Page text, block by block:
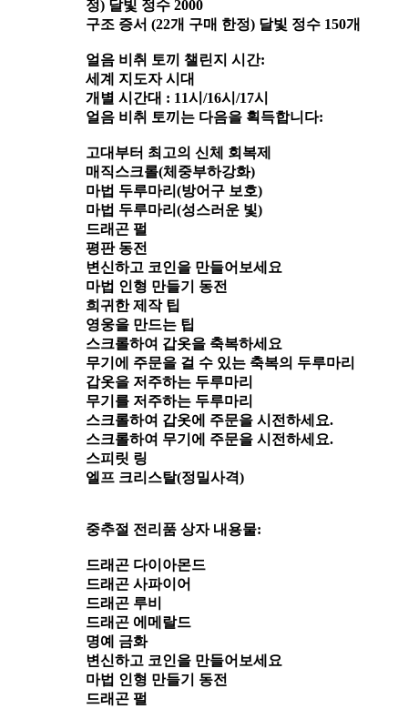
정) 달빛 정수 2000
구조 증서 (22개 구매 한정) 달빛 정수 150개
얼음 비취 토끼 챌린지 시간:
세계 지도자 시대
개별 시간대 : 11시/16시/17시
얼음 비취 토끼는 다음을 획득합니다:
고대부터 최고의 신체 회복제
매직스크롤(체중부하강화)
마법 두루마리(방어구 보호)
마법 두루마리(성스러운 빛)
드래곤 펄
평판 동전
변신하고 코인을 만들어보세요
마법 인형 만들기 동전
희귀한 제작 팁
영웅을 만드는 팁
스크롤하여 갑옷을 축복하세요
무기에 주문을 걸 수 있는 축복의 두루마리
갑옷을 저주하는 두루마리
무기를 저주하는 두루마리
스크롤하여 갑옷에 주문을 시전하세요.
스크롤하여 무기에 주문을 시전하세요.
스피릿 링
엘프 크리스탈(정밀사격)
중추절 전리품 상자 내용물:
드래곤 다이아몬드
드래곤 사파이어
드래곤 루비
드래곤 에메랄드
명예 금화
변신하고 코인을 만들어보세요
마법 인형 만들기 동전
드래곤 펄